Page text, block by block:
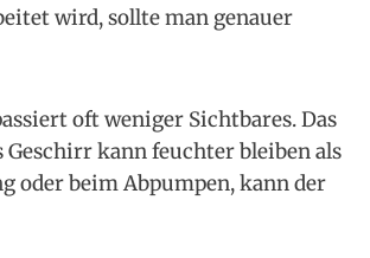
wird, sollte man genauer
oft weniger Sichtbares. Das
kann feuchter bleiben als
oder beim Abpumpen, kann der